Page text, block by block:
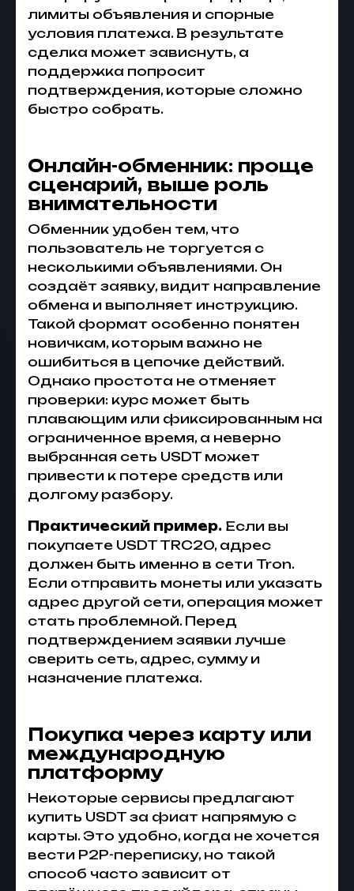
лимиты объявления и спорные
условия платежа. В результате
сделка может зависнуть, а
поддержка попросит
подтверждения, которые сложно
быстро собрать.
Онлайн-обменник: проще
сценарий, выше роль
внимательности
Обменник удобен тем, что
пользователь не торгуется с
несколькими объявлениями. Он
создаёт заявку, видит направление
обмена и выполняет инструкцию.
Такой формат особенно понятен
новичкам, которым важно не
ошибиться в цепочке действий.
Однако простота не отменяет
проверки: курс может быть
плавающим или фиксированным на
ограниченное время, а неверно
выбранная сеть USDT может
привести к потере средств или
долгому разбору.
Практический пример. Если вы
покупаете USDT TRC20, адрес
должен быть именно в сети Tron.
Если отправить монеты или указать
адрес другой сети, операция может
стать проблемной. Перед
подтверждением заявки лучше
сверить сеть, адрес, сумму и
назначение платежа.
Покупка через карту или
международную
платформу
Некоторые сервисы предлагают
купить USDT за фиат напрямую с
карты. Это удобно, когда не хочется
вести P2P-переписку, но такой
способ часто зависит от